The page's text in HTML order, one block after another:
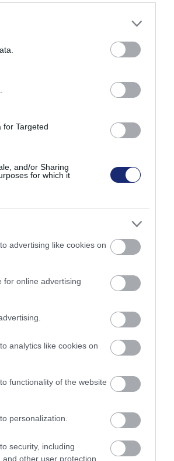
for Targeted
and/or Sharing
for which it
advertising like cookies on
for online advertising
analytics like cookies on
functionality of the website
personalization.
security, including
other user protection.
3 fotója
pletykák
videókat
is
Smart